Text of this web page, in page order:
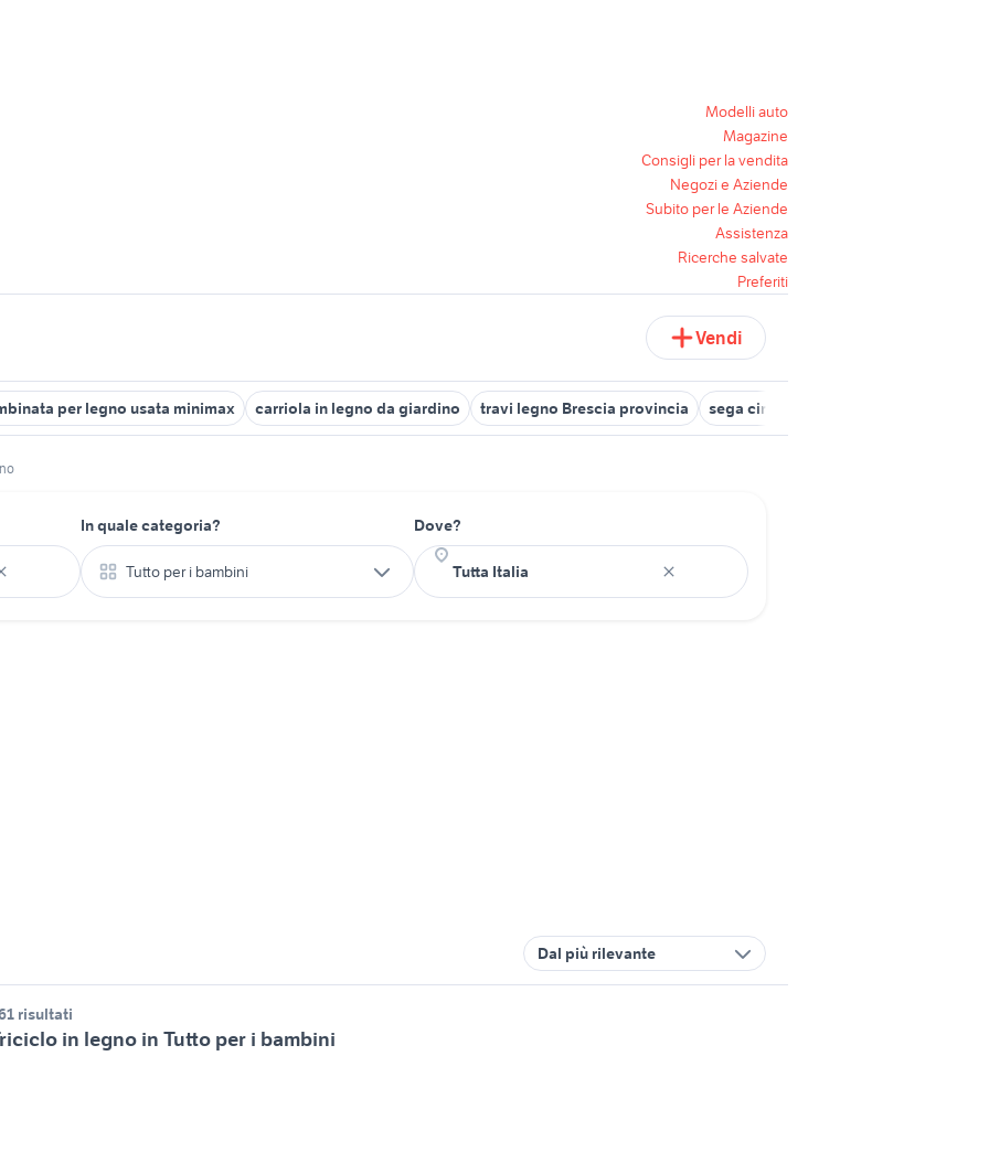
Modelli auto
Magazine
Consigli per la vendita
Negozi e Aziende
Subito per le Aziende
Assistenza
Ricerche salvate
Preferiti
Vendi
per legno usata minimax carriola in legno da giardino travi legno Brescia provincia sega circolare per legno
In quale categoria?
Tutto per i bambini
Dove?
Dal più rilevante
risultati
in legno in Tutto per i bambini